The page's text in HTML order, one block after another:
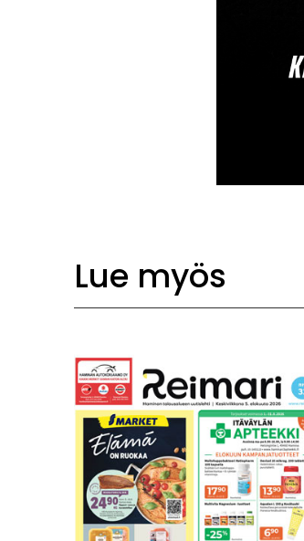
Lue myös